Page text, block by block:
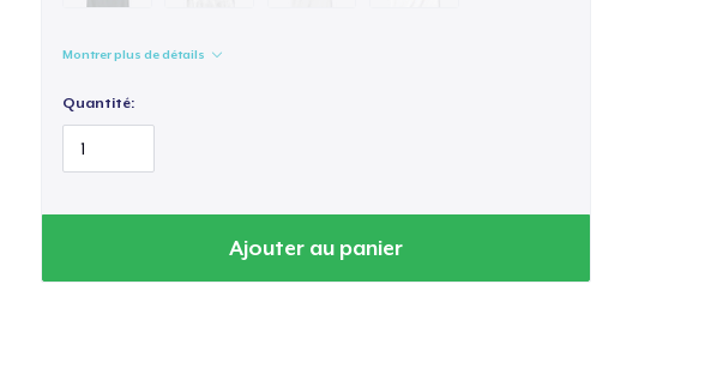
Montrer plus de détails
Quantité:
Ajouter au panier